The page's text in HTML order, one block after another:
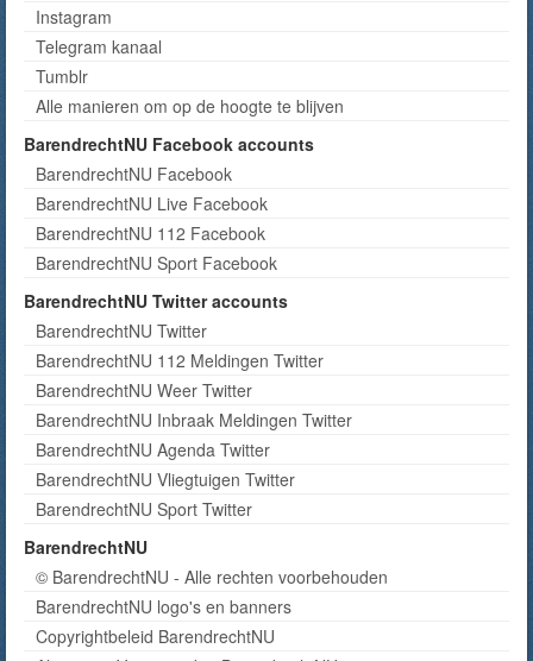
Instagram
Telegram kanaal
Tumblr
Alle manieren om op de hoogte te blijven
BarendrechtNU Facebook accounts
BarendrechtNU Facebook
BarendrechtNU Live Facebook
BarendrechtNU 112 Facebook
BarendrechtNU Sport Facebook
BarendrechtNU Twitter accounts
BarendrechtNU Twitter
BarendrechtNU 112 Meldingen Twitter
BarendrechtNU Weer Twitter
BarendrechtNU Inbraak Meldingen Twitter
BarendrechtNU Agenda Twitter
BarendrechtNU Vliegtuigen Twitter
BarendrechtNU Sport Twitter
BarendrechtNU
© BarendrechtNU - Alle rechten voorbehouden
BarendrechtNU logo's en banners
Copyrightbeleid BarendrechtNU